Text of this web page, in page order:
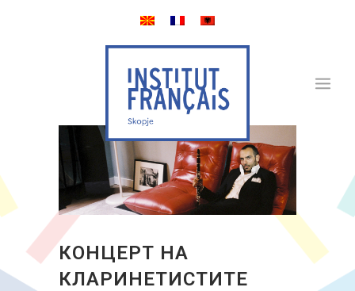
КОНЦЕРТ НА
КЛАРИНЕТИСТИТЕ